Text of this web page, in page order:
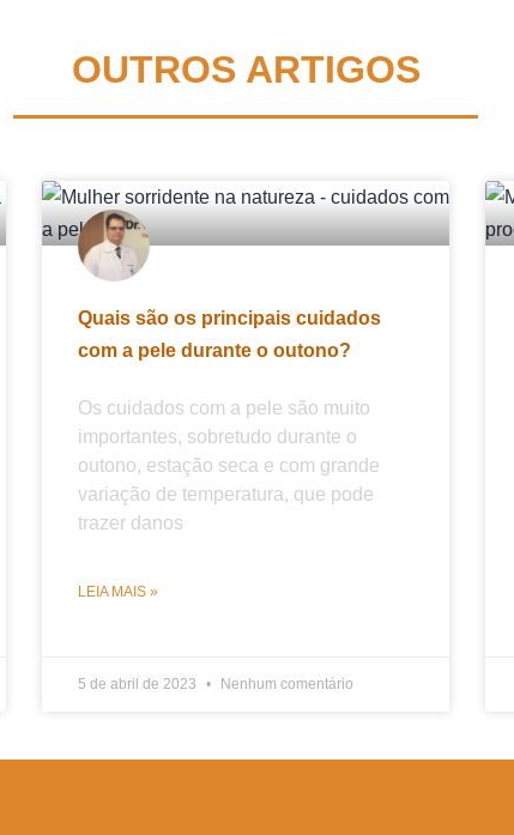
OUTROS ARTIGOS
Quais são os principais cuidados
com a pele durante o outono?
Os cuidados com a pele são muito
importantes, sobretudo durante o
outono, estação seca e com grande
variação de temperatura, que pode
trazer danos
LEIA MAIS »
5 de abril de 2023 Nenhum comentário